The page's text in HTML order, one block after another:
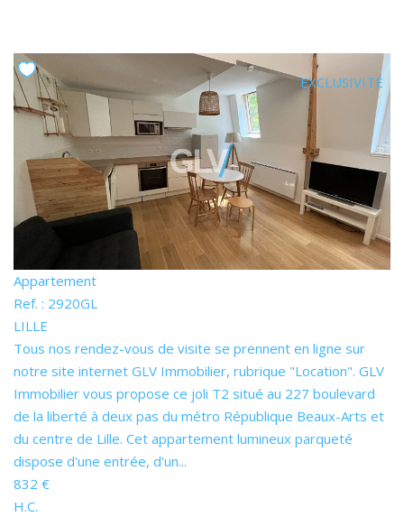
EXCLUSIVITÉ
Appartement
Ref. : 2920GL
LILLE
Tous nos rendez-vous de visite se prennent en ligne sur
notre site internet GLV Immobilier, rubrique "Location". GLV
Immobilier vous propose ce joli T2 situé au 227 boulevard
de la liberté à deux pas du métro République Beaux-Arts et
du centre de Lille. Cet appartement lumineux parqueté
dispose d'une entrée, d'un...
832 €
H.C.